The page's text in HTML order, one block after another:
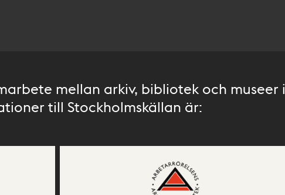
mellan arkiv, bibliotek och museer i
till Stockholmskällan är: